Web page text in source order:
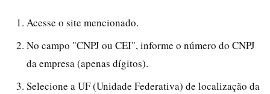
Acesse o site mencionado.
No campo "CNPJ ou CEI", informe o número do CNPJ
da empresa (apenas dígitos).
Selecione a UF (Unidade Federativa) de localização da